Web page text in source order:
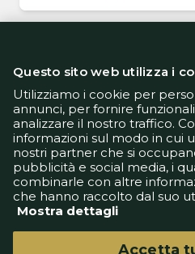
Informativa
Informativa
Tech
Gestione
Questo sito web utilizza i
Utilizziamo i cookie per
annunci, per fornire
analizzare il nostro traffico.
informazioni sul modo in cui
nostri partner che si
pubblicità e social media, i
combinarle con altre
che hanno raccolto dal suo
Mostra dettagli
Accetta